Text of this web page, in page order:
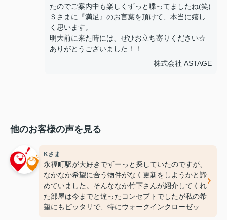
たのでご案内中も楽しくずっと喋ってましたね(笑)
Ｓさまに『満足』のお言葉を頂けて、本当に嬉し
く思います。
明大前に来た時には、ぜひお立ち寄りください☆
ありがとうございました！！
株式会社 ASTAGE
他のお客様の声を見る
Kさま
永福町駅が大好きでずーっと探していたのですが、
なかなか希望に合う物件がなく更新をしようかと諦
めていました。そんななか竹下さんが紹介してくれ
た部屋は今までと違ったコンセプトでしたが私の希
望にもピッタリで、特にウォークインクローゼット